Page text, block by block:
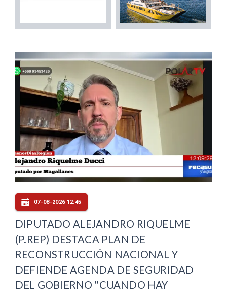
07-08-2026 12:45
DIPUTADO ALEJANDRO RIQUELME
(P.REP) DESTACA PLAN DE
RECONSTRUCCIÓN NACIONAL Y
DEFIENDE AGENDA DE SEGURIDAD
DEL GOBIERNO "CUANDO HAY